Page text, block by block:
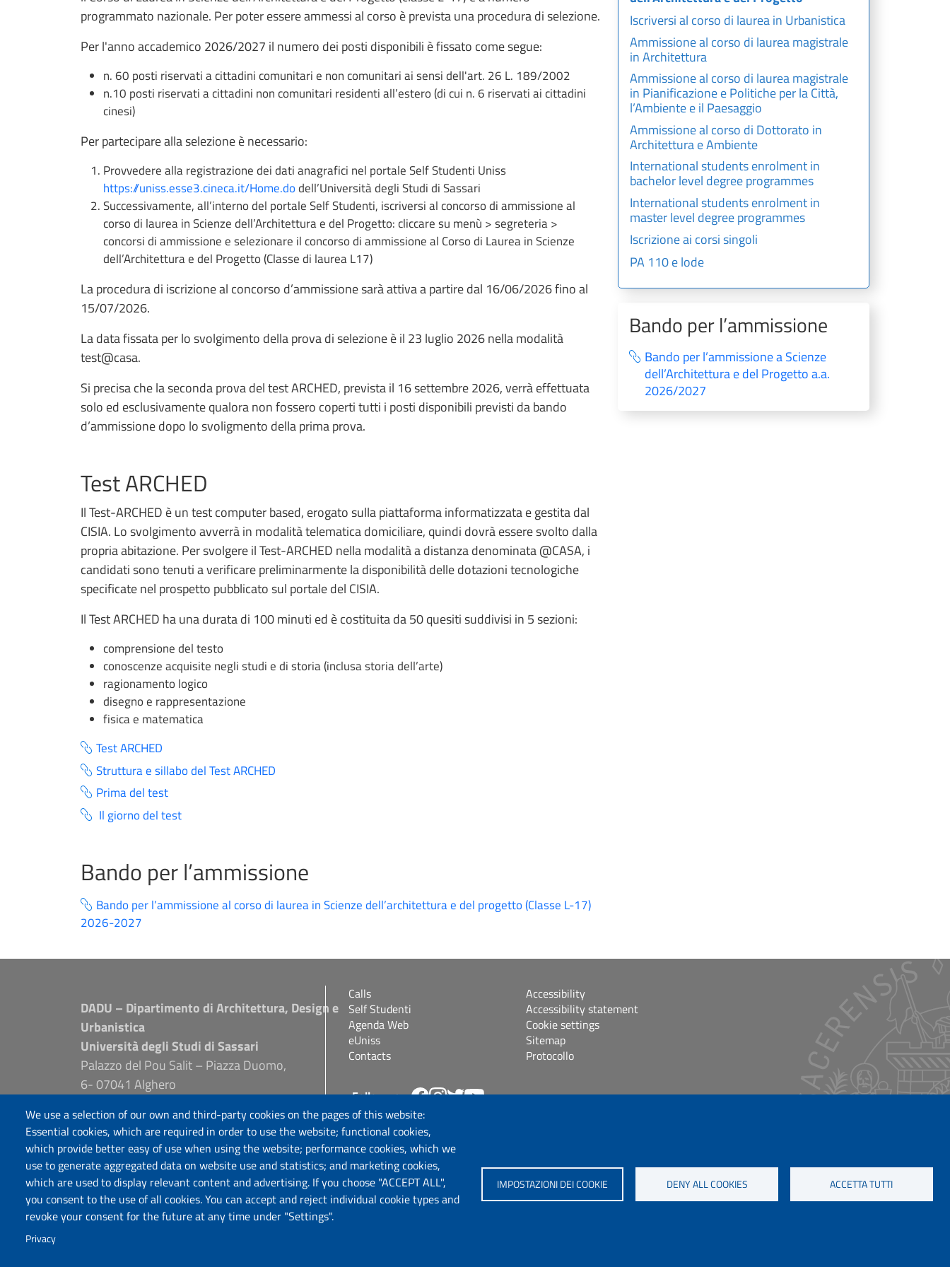
We use a selection of our own and third-party cookies on the pages of this website:
Essential cookies, which are required in order to use the website; functional cookies,
which provide better easy of use when using the website; performance cookies, which we
use to generate aggregated data on website use and statistics; and marketing cookies,
which are used to display relevant content and advertising. If you choose "ACCEPT ALL",
you consent to the use of all cookies. You can accept and reject individual cookie types and
revoke your consent for the future at any time under "Settings".
Privacy
IMPOSTAZIONI DEI COOKIE DENY ALL COOKIES ACCETTA TUTTI
programmato nazionale. Per poter essere ammessi al corso è prevista una procedura di selezione.
Per l'anno accademico 2026/2027 il numero dei posti disponibili è fissato come segue:
n. 60 posti riservati a cittadini comunitari e non comunitari ai sensi dell'art. 26 L. 189/2002
n.10 posti riservati a cittadini non comunitari residenti all’estero (di cui n. 6 riservati ai cittadini
cinesi)
Per partecipare alla selezione è necessario:
Provvedere alla registrazione dei dati anagrafici nel portale Self Studenti Uniss
https://uniss.esse3.cineca.it/Home.dodell’Università degli Studi di Sassari
Successivamente, all’interno del portale Self Studenti, iscriversi al concorso di ammissione al
corso di laurea in Scienze dell’Architettura e del Progetto: cliccare su menù > segreteria >
concorsi di ammissione e selezionare il concorso di ammissione al Corso di Laurea in Scienze
dell’Architettura e del Progetto (Classe di laurea L17)
La procedura di iscrizione al concorso d’ammissione sarà attiva a partire dal 16/06/2026 fino al
15/07/2026.
La data fissata per lo svolgimento della prova di selezione è il 23 luglio 2026 nella modalità
test@casa.
Si precisa che la seconda prova del test ARCHED, prevista il 16 settembre 2026, verrà effettuata
solo ed esclusivamente qualora non fossero coperti tutti i posti disponibili previsti da bando
d’ammissione dopo lo svoligmento della prima prova.
Test ARCHED
Il Test-ARCHED è un test computer based, erogato sulla piattaforma informatizzata e gestita dal
CISIA. Lo svolgimento avverrà in modalità telematica domiciliare, quindi dovrà essere svolto dalla
propria abitazione. Per svolgere il Test-ARCHED nella modalità a distanza denominata @CASA, i
candidati sono tenuti a verificare preliminarmente la disponibilità delle dotazioni tecnologiche
specificate nel prospetto pubblicato sul portale del CISIA.
Il Test ARCHED ha una durata di 100 minuti ed è costituita da 50 quesiti suddivisi in 5 sezioni:
comprensione del testo
conoscenze acquisite negli studi e di storia (inclusa storia dell’arte)
ragionamento logico
disegno e rappresentazione
fisica e matematica
Test ARCHED
Struttura e sillabo del Test ARCHED
Prima del test
Il giorno del test
Bando per l’ammissione
Bando per l’ammissione al corso di laurea in Scienze dell’architettura e del progetto (Classe L-17)
2026-2027
Iscriversi al corso di laurea in Urbanistica
Ammissione al corso di laurea magistrale
in Architettura
Ammissione al corso di laurea magistrale
in Pianificazione e Politiche per la Città,
l’Ambiente e il Paesaggio
Ammissione al corso di Dottorato in
Architettura e Ambiente
International students enrolment in
bachelor level degree programmes
International students enrolment in
master level degree programmes
Iscrizione ai corsi singoli
PA 110 e lode
Bando per l’ammissione
Bando per l’ammissione a Scienze
dell’Architettura e del Progetto a.a.
2026/2027
DADU – Dipartimento di Architettura, Design e
Urbanistica
Università degli Studi di Sassari
Palazzo del Pou Salit – Piazza Duomo,
6- 07041 Alghero
aaadip@uniss.it
Calls
Self Studenti
Agenda Web
eUniss
Contacts
Accessibility
Accessibility statement
Cookie settings
Sitemap
Protocollo
Follow us